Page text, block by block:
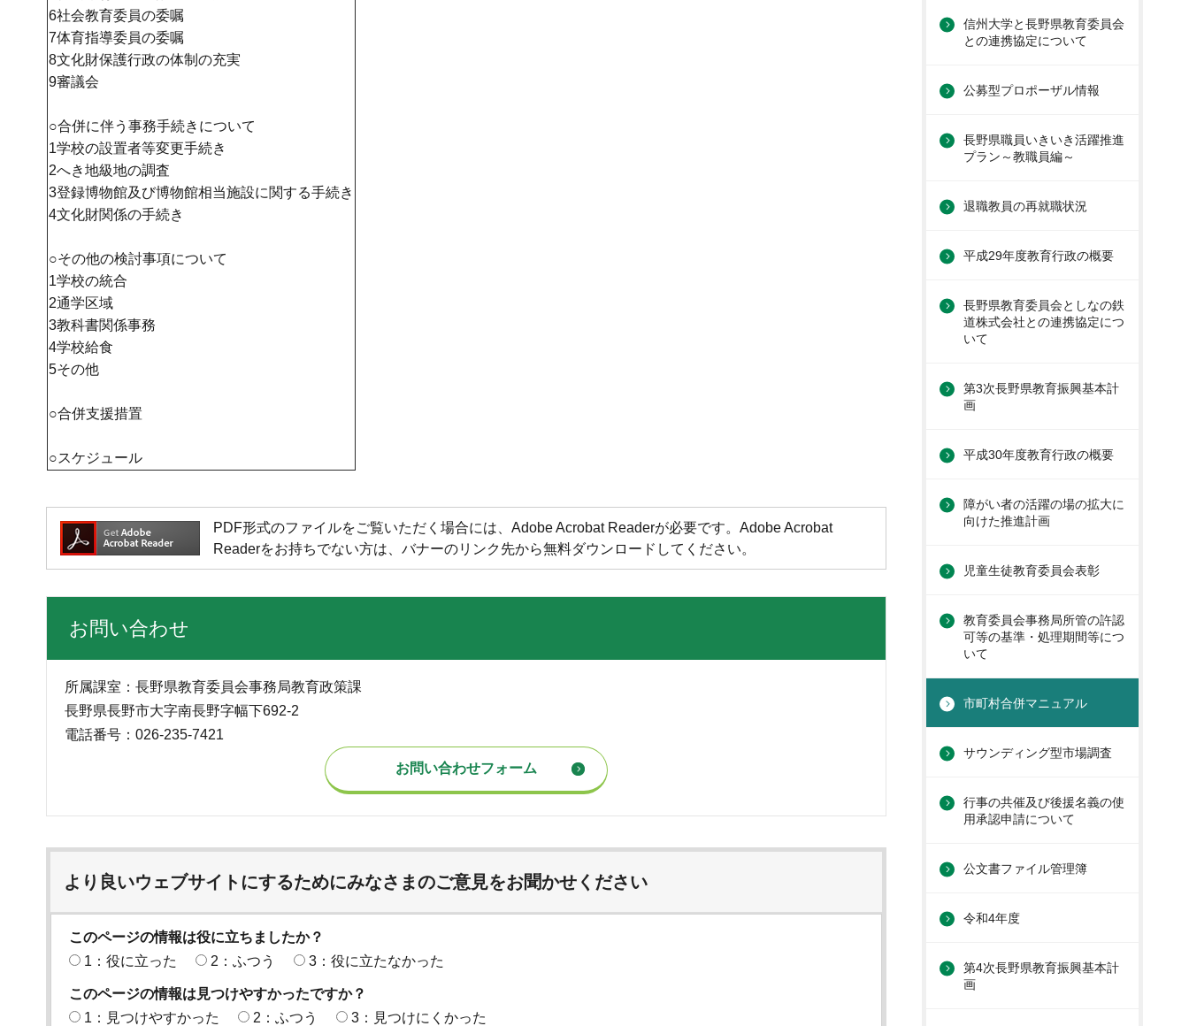
6社会教育委員の委嘱
7体育指導委員の委嘱
8文化財保護行政の体制の充実
9審議会
○合併に伴う事務手続きについて
1学校の設置者等変更手続き
2へき地級地の調査
3登録博物館及び博物館相当施設に関する手続き
4文化財関係の手続き
○その他の検討事項について
1学校の統合
2通学区域
3教科書関係事務
4学校給食
5その他
○合併支援措置
○スケジュール
PDF形式のファイルをご覧いただく場合には、Adobe Acrobat Readerが必要です。Adobe Acrobat
Readerをお持ちでない方は、バナーのリンク先から無料ダウンロードしてください。
お問い合わせ
所属課室：長野県教育委員会事務局教育政策課
長野県長野市大字南長野字幅下692-2
電話番号：026-235-7421
より良いウェブサイトにするためにみなさまのご意見をお聞かせください
このページの情報は役に立ちましたか？
1：役に立った
2：ふつう 3：役に立たなかった
このページの情報は見つけやすかったですか？
1：見つけやすかった
2：ふつう 3：見つけにくかった
信州大学と長野県教育委員会
との連携協定について
公募型プロポーザル情報
長野県職員いきいき活躍推進
プラン～教職員編～
退職教員の再就職状況
平成29年度教育行政の概要
長野県教育委員会としなの鉄
道株式会社との連携協定につ
いて
第3次長野県教育振興基本計
画
平成30年度教育行政の概要
障がい者の活躍の場の拡大に
向けた推進計画
児童生徒教育委員会表彰
教育委員会事務局所管の許認
可等の基準・処理期間等につ
いて
市町村合併マニュアル
サウンディング型市場調査
行事の共催及び後援名義の使
用承認申請について
公文書ファイル管理簿
令和4年度
第4次長野県教育振興基本計
画